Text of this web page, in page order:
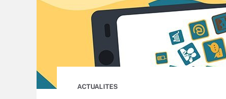
ACTUALITES